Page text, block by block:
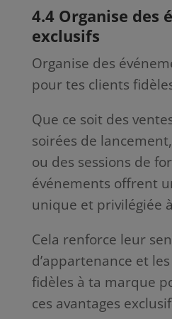
4.4 Organise des
exclusifs
Organise des
pour tes clients
Que ce soit des
soirées de
ou des sessions de
événements offrent
unique et privilégiée
Cela renforce leur
d’appartenance et
fidèles à ta marque
ces avantages